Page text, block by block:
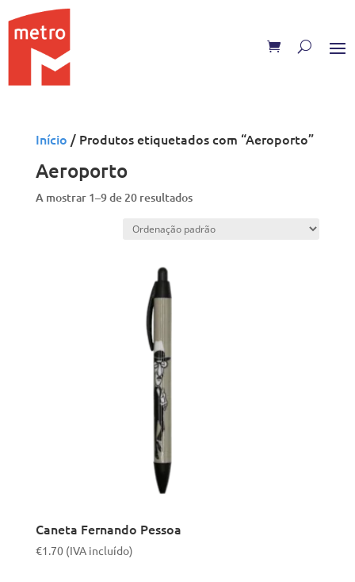
to
content
Início / Produtos etiquetados com “Aeroporto”
Aeroporto
A mostrar 1–9 de 20 resultados
Caneta Fernando Pessoa
€1.70 (IVA incluído)